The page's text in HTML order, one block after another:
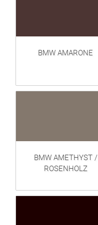
BMW AMARONE
BMW AMETHYST /
ROSENHOLZ